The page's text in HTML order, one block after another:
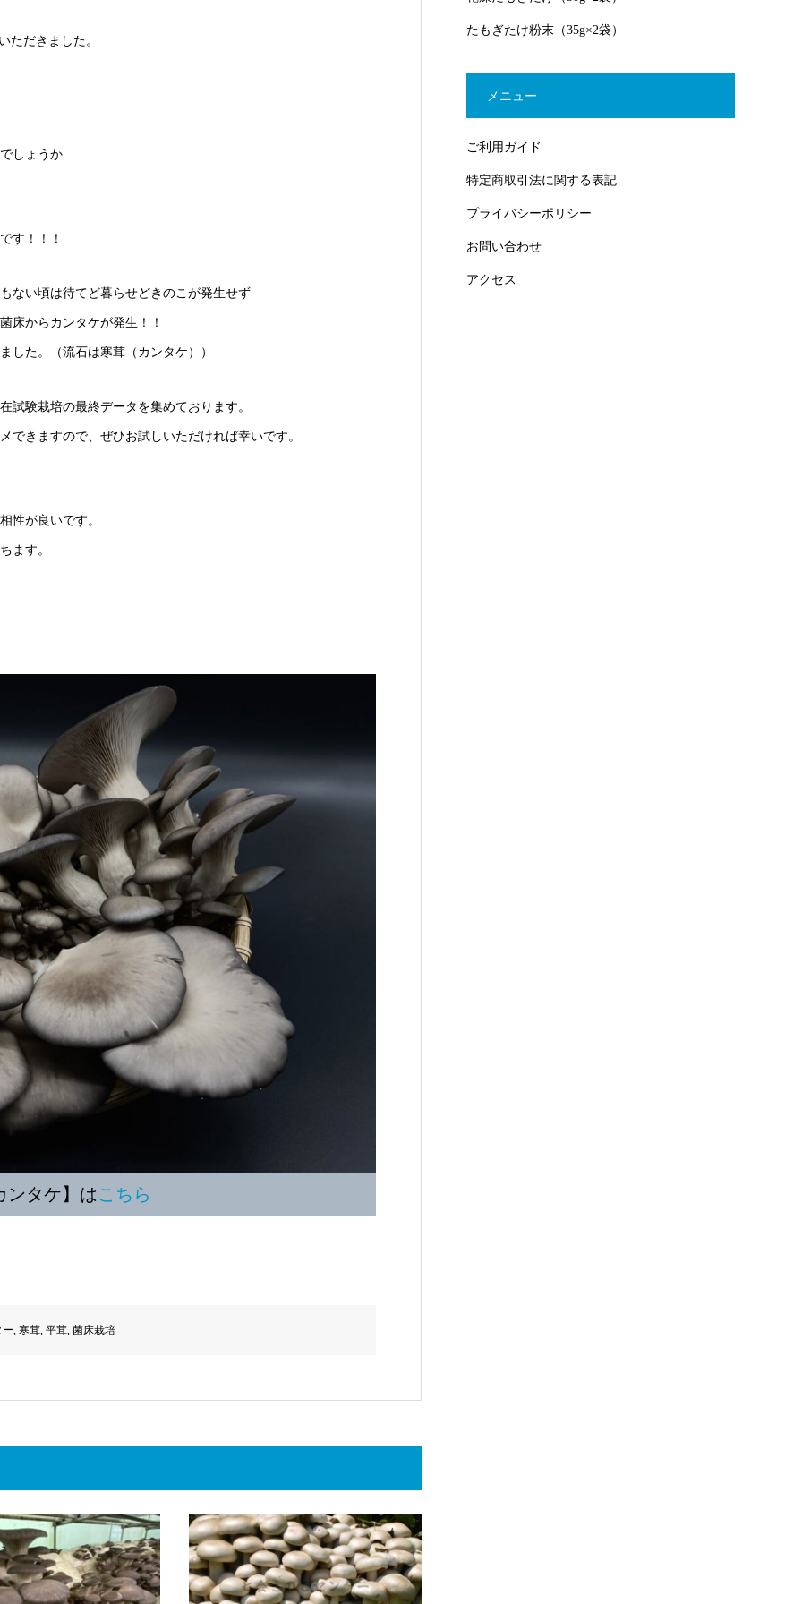
ただきました。
しょうか…
す！！！
ない頃は待てど暮らせどきのこが発生せず
床からカンタケが発生！！
した。（流石は寒茸（カンタケ））
試験栽培の最終データを集めております。
きますので、ぜひお試しいただければ幸いです。
性が良いです。
ます。
ンタケ】はこちら
, 寒茸, 平茸, 菌床栽培
たもぎたけ粉末（35g×2袋）
メニュー
ご利用ガイド
特定商取引法に関する表記
プライバシーポリシー
お問い合わせ
アクセス